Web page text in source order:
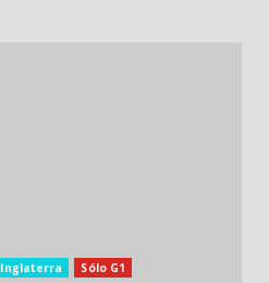
Inglaterra Sólo G1